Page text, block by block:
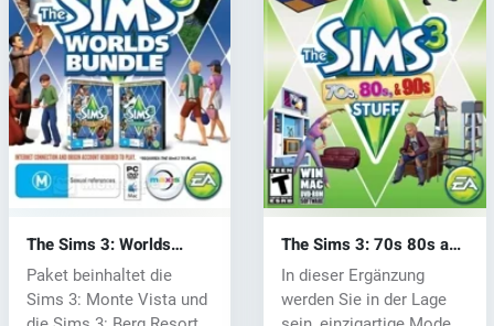
The Sims 3: Worlds
Bundle (PC) CD key
Paket beinhaltet die
Sims 3: Monte Vista und
The Sims 3: 70s 80s and
90s Stuff (PC) CD key
In dieser Ergänzung
werden Sie in der Lage